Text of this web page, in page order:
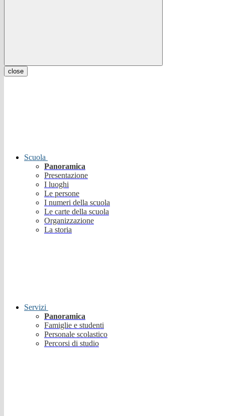
close
Scuola
Panoramica
Presentazione
I luoghi
Le persone
I numeri della scuola
Le carte della scuola
Organizzazione
La storia
Servizi
Panoramica
Famiglie e studenti
Personale scolastico
Percorsi di studio